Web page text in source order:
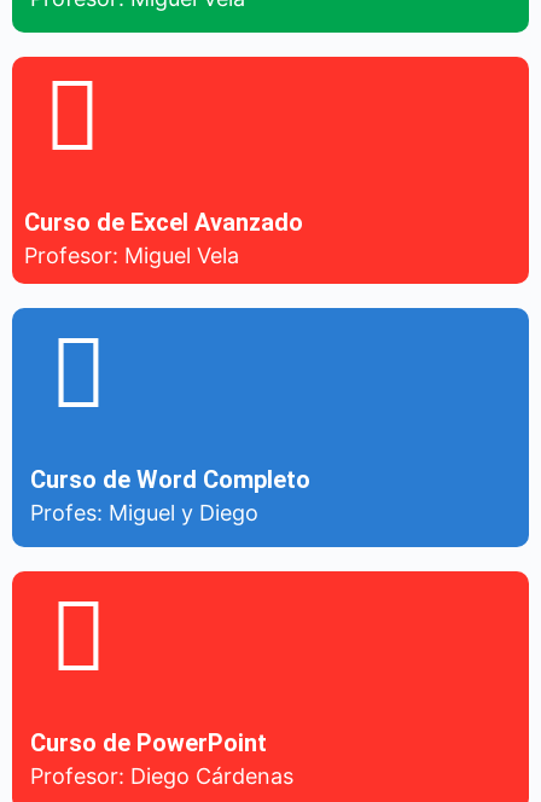
Curso de Excel Avanzado
Profesor: Miguel Vela
Curso de Word Completo
Profes: Miguel y Diego
Curso de PowerPoint
Profesor: Diego Cárdenas